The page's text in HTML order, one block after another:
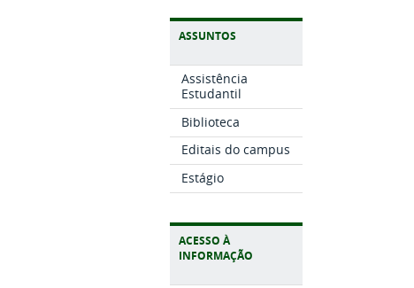
ASSUNTOS
Assistência
Estudantil
Biblioteca
Editais do campus
Estágio
ACESSO À
INFORMAÇÃO